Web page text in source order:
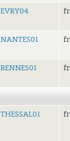
EVRY04
NANTES01
RENNES01
THESSAL01